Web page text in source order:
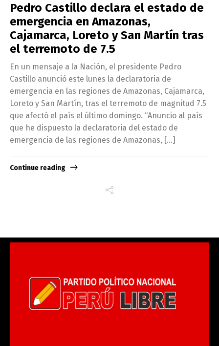
Pedro Castillo declara el estado de
emergencia en Amazonas,
Cajamarca, Loreto y San Martín tras
el terremoto de 7.5
En un mensaje a la Nación, el presidente Pedro
Castillo anunció este lunes la declaratoria de
emergencia en las regiones de Amazonas, Cajamarca,
Loreto y San Martín, tras el terremoto de magnitud 7.5
que afectó el país el último domingo. “Anuncio al país
que he dispuesto la declaratoria del estado de
emergencia de las regiones de Amazonas, […]
Continue reading